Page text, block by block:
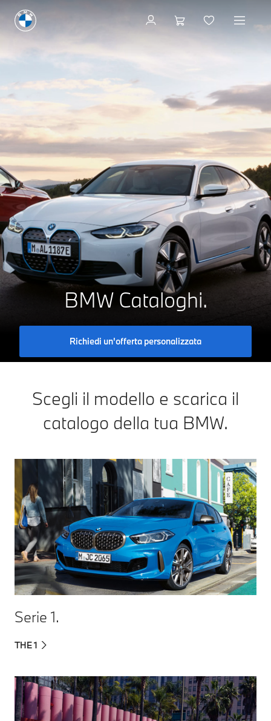
BMW Cataloghi.
Richiedi un'offerta personalizzata
Scegli il modello e scarica il
catalogo della tua BMW.
Serie 1.
THE 1